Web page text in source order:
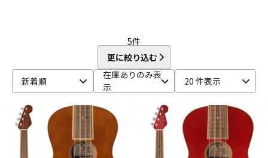
5件
更に絞り込む
新着順
在庫ありのみ表
示
20 件表示